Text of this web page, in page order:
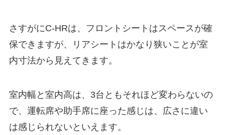
さすがにC-HRは、フロントシートはスペースが確
保できますが、リアシートはかなり狭いことが室
内寸法から見えてきます。
室内幅と室内高は、3台ともそれほど変わらないの
で、運転席や助手席に座った感じは、広さに違い
は感じられないといえます。